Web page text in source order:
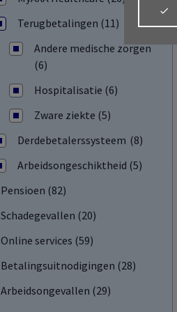
Meld je aanMy
die
Terugbetalingen (11)
Andere medische zorgen
(6)
Hospitalisatie (6)
Zware ziekte (5)
Derdebetalerssysteem (8)
Arbeidsongeschiktheid (5)
Pensioen (82)
Schadegevallen (20)
Online services (59)
Betalingsuitnodigingen (28)
Arbeidsongevallen (29)